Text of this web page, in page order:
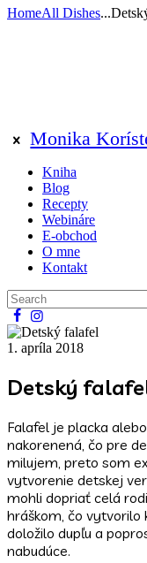
HomeAll Dishes...
Monika
Kniha
Blog
Recepty
Webináre
E-obchod
O mne
Kontakt
1. apríla 2018
Detský
Falafel je placka
nakorenená, čo pre
milujem, preto som
vytvorenie detskej
mohli dopriať celá
hráškom, čo vytvorilo
doložilo dupľu a
nabudúce.